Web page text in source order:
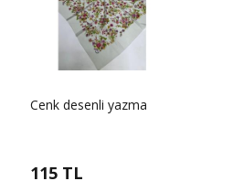
Cenk desenli yazma
115 TL